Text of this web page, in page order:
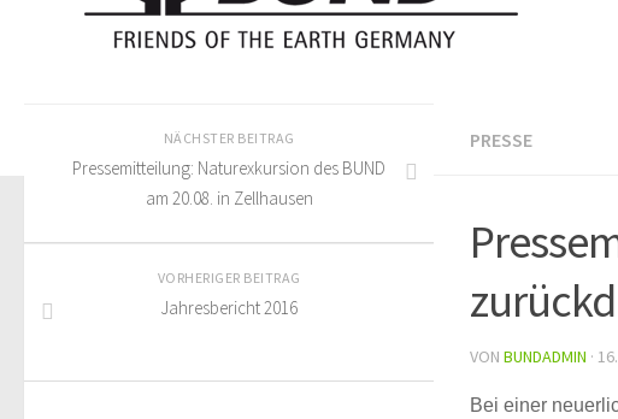
PRESSE
VON BUNDADMIN ·
Bei einer
NÄCHSTER BEITRAG
Pressemitteilung: Naturexkursion des BUND
am 20.08. in Zellhausen
VORHERIGER BEITRAG
Jahresbericht 2016